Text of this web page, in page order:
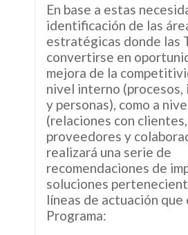
En base a estas
identificación de las
estratégicas donde las
convertirse en
mejora de la
nivel interno (procesos,
y personas), como a
(relaciones con clientes,
proveedores y
realizará una serie de
recomendaciones de
soluciones
líneas de actuación que
Programa: